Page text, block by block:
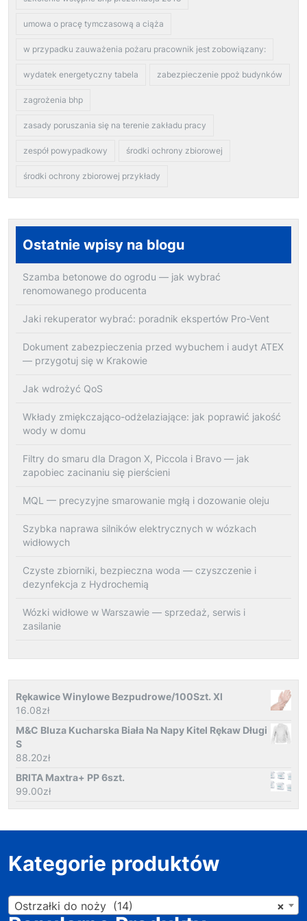
umowa o pracę tymczasową a ciąża
w przypadku zauważenia pożaru pracownik jest zobowiązany:
wydatek energetyczny tabela zabezpieczenie ppoż budynków
zagrożenia bhp
zasady poruszania się na terenie zakładu pracy
zespół powypadkowy środki ochrony zbiorowej
środki ochrony zbiorowej przykłady
Ostatnie wpisy na blogu
Szamba betonowe do ogrodu — jak wybrać
renomowanego producenta
Jaki rekuperator wybrać: poradnik ekspertów Pro-Vent
Dokument zabezpieczenia przed wybuchem i audyt ATEX
— przygotuj się w Krakowie
Jak wdrożyć QoS
Wkłady zmiękczająco-odżelaziające: jak poprawić jakość
wody w domu
Filtry do smaru dla Dragon X, Piccola i Bravo — jak
zapobiec zacinaniu się pierścieni
MQL — precyzyjne smarowanie mgłą i dozowanie oleju
Szybka naprawa silników elektrycznych w wózkach
widłowych
Czyste zbiorniki, bezpieczna woda — czyszczenie i
dezynfekcja z Hydrochemią
Wózki widłowe w Warszawie — sprzedaż, serwis i
zasilanie
Rękawice Winylowe Bezpudrowe/100Szt. Xl
16.08zł
M&C Bluza Kucharska Biała Na Napy Kitel Rękaw Długi
S
88.20zł
BRITA Maxtra+ PP 6szt.
99.00zł
Kategorie produktów
×
Ostrzałki do noży (14)